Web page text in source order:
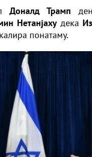
Доналд Трамп
Нетанјахудека
понатаму.